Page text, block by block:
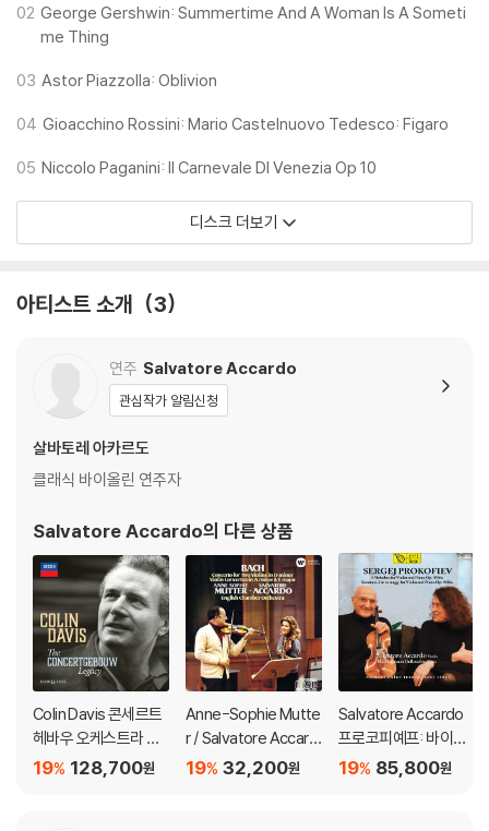
02 George Gershwin: Summertime And A Woman Is A Someti
me Thing
03 Astor Piazzolla: Oblivion
04 Gioacchino Rossini: Mario Castelnuovo Tedesco: Figaro
05 Niccolo Paganini: Il Carnevale DI Venezia Op 10
디스크 더보기
아티스트 소개 3
연주 Salvatore Accardo
관심작가 알림신청
살바토레 아카르도
클래식 바이올린 연주자
Salvatore Accardo의 다른 상품
Colin Davis 콘세르트
헤바우 오케스트라 녹
음 음반 모음 에디션 (T
128,700원
19%
Anne-Sophie Mutte
r / Salvatore Accard
o 바흐: 바이올린 협주
32,200원
19%
Salvatore Accardo
프로코피예프: 바이올
린과 피아노를 위한 5
85,800원
19%